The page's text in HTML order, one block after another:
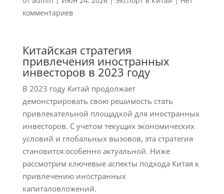
комментариев
Китайская стратегия
привлечения иностранных
инвесторов в 2023 году
В 2023 году Китай продолжает
демонстрировать свою решимость стать
привлекательной площадкой для иностранных
инвесторов. С учетом текущих экономических
условий и глобальных вызовов, эта стратегия
становится особенно актуальной. Ниже
рассмотрим ключевые аспекты подхода Китая к
привлечению иностранных
капиталовложений.